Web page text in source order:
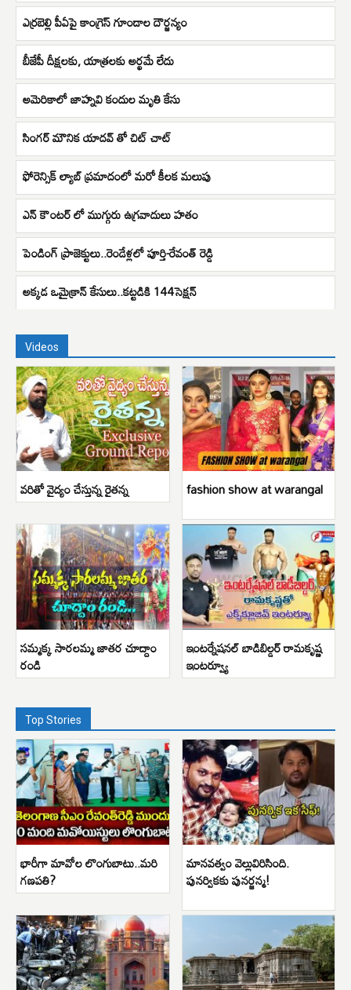
ఎర్రబెల్లి పీఏపై కాంగ్రెస్ గూండాల దౌర్జన్యం
బీజేపీ దీక్షలకు, యాత్రలకు అర్థమే లేదు
అమెరికాలో జాహ్నవి కందుల మృతి కేసు
సింగర్ మౌనిక యాదవ్ తో చిట్ చాట్
ఫోరెన్సిక్ ల్యాబ్ ప్రమాదంలో మరో కీలక మలుపు
ఎన్ కౌంటర్ లో ముగ్గురు ఉగ్రవాదులు హతం
పెండింగ్ ప్రాజెక్టులు..రెండేళ్లలో పూర్తి-రేవంత్ రెడ్డి
అక్కడ ఒమైక్రాన్ కేసులు..కట్టడికి 144సెక్షన్
Videos
వరితో వైద్యం చేస్తున్న రైతన్న fashion show at warangal
సమ్మక్క సారలమ్మ జాతర చూద్దాం
రండి
ఇంటర్నేషనల్ బాడిబిల్డర్ రామకృష్ణ
ఇంటర్వ్యూ
Top Stories
భారీగా మావోల లొంగుబాటు..మరి
గణపతి?
మానవత్వం వెల్లువిరిసింది.
పునర్వికకు పునర్జన్మ!